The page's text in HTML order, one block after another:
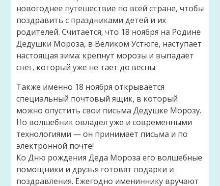
новогоднее путешествие по всей стране, чтобы
поздравить с праздниками детей и их
родителей. Считается, что 18 ноября на Родине
Дедушки Мороза, в Великом Устюге, наступает
настоящая зима: крепнут морозы и выпадает
снег, который уже не тает до весны.
Также именно 18 ноября открывается
специальный почтовый ящик, в который
можно опустить свои письма Дедушке Морозу.
Но волшебник овладел уже и современными
технологиями — он принимает письма и по
электронной почте!
Ко Дню рождения Деда Мороза его волшебные
помощники и друзья готовят подарки и
поздравления. Ежегодно имениннику вручают